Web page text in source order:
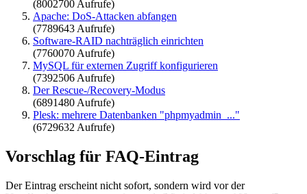
(8002700 Aufrufe)
Apache: DoS-Attacken abfangen
(7789643 Aufrufe)
Software-RAID nachträglich einrichten
(7760070 Aufrufe)
MySQL für externen Zugriff konfigurieren
(7392506 Aufrufe)
Der Rescue-/Recovery-Modus
(6891480 Aufrufe)
Plesk: mehrere Datenbanken "phpmyadmin_..."
(6729632 Aufrufe)
Vorschlag für FAQ-Eintrag
Der Eintrag erscheint nicht sofort, sondern wird vor der